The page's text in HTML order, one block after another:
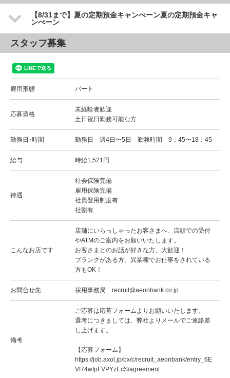
【8/31まで】夏の定期預金キャンぺーン夏の定期預金キャ
ンぺーン
スタッフ募集
雇用形態 パート
応募資格
未経験者歓迎
土日祝日勤務可能な方
勤務日･時間 勤務日 週4日〜5日 勤務時間 9：45〜18：45
給与 時給1,521円
待遇
社会保険完備
雇用保険完備
社員登用制度有
社割有
こんなお店です
店舗にいらっしゃったお客さまへ、店頭での受付
やATMのご案内をお願いいたします。
お客さまとのお話が好きな方、大歓迎！
ブランクがある方、異業種でお仕事をされている
方もOK！
お問合せ先 採用事務局 recruit@aeonbank.co.jp
備考
ご応募は応募フォームよりお願いいたします。
選考につきましては、弊社よりメールでご連絡差
し上げます。
【応募フォーム】
https://job.axol.jp/bx/c/recruit_aeonbank/entry_6E
Vf74wfpFVPYzEcS/agreement